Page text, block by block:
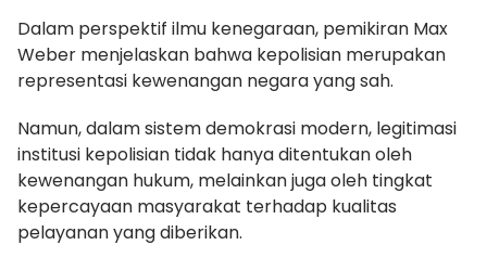
Dalam perspektif ilmu kenegaraan, pemikiran Max
Weber menjelaskan bahwa kepolisian merupakan
representasi kewenangan negara yang sah.
Namun, dalam sistem demokrasi modern, legitimasi
institusi kepolisian tidak hanya ditentukan oleh
kewenangan hukum, melainkan juga oleh tingkat
kepercayaan masyarakat terhadap kualitas
pelayanan yang diberikan.